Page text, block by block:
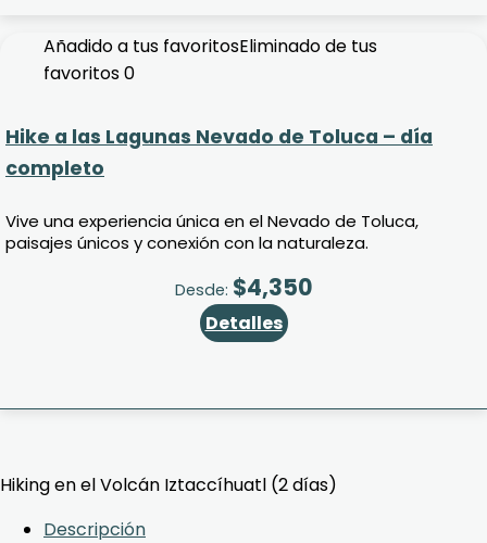
Añadido a tus favoritosEliminado de tus
favoritos0
Hike a las Lagunas Nevado de Toluca – día
completo
Vive una experiencia única en el Nevado de Toluca,
paisajes únicos y conexión con la naturaleza.
Desde: $4,350
Detalles
Hiking en el Volcán Iztaccíhuatl (2 días)
Descripción